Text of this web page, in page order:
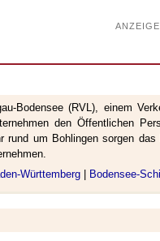
ANZEIGE
Bodensee (RVL), einem
den Öffentlichen
um Bohlingen sorgen das
Württemberg Bodensee-